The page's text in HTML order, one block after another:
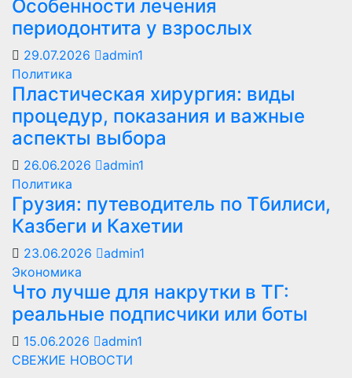
Особенности лечения
периодонтита у взрослых
29.07.2026
admin1
Политика
Пластическая хирургия: виды
процедур, показания и важные
аспекты выбора
26.06.2026
admin1
Политика
Грузия: путеводитель по Тбилиси,
Казбеги и Кахетии
23.06.2026
admin1
Экономика
Что лучше для накрутки в ТГ:
реальные подписчики или боты
15.06.2026
admin1
СВЕЖИЕ НОВОСТИ